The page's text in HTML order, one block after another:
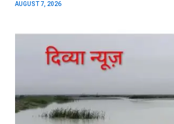
AUGUST 7, 2026